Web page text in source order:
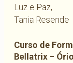
Luz e Paz,
Tania Resende
Curso de
Bellatrix –